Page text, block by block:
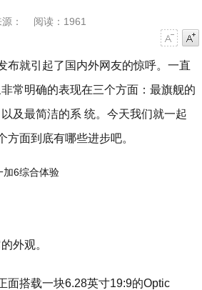
：
阅读：1961
布就引起了国内外网友的惊呼。一直
常明确的表现在三个方面：最旗舰的
及最简洁的系 统。今天我们就一起
方面到底有哪些进步吧。
外观。
面搭载一块6.28英寸19:9的Optic